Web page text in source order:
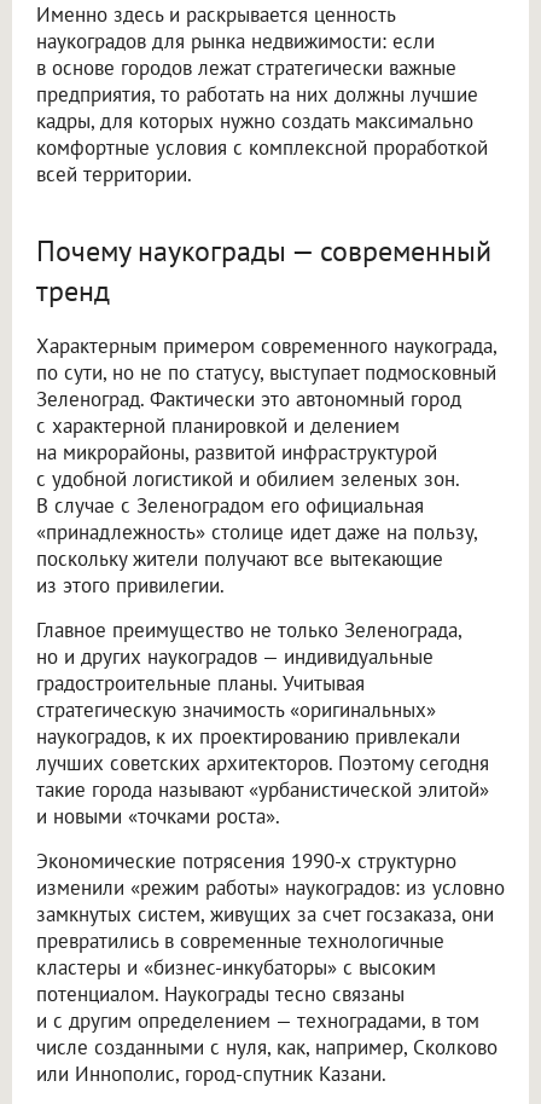
Именно здесь и раскрывается ценность
наукоградов для рынка недвижимости: если
в основе городов лежат стратегически важные
предприятия, то работать на них должны лучшие
кадры, для которых нужно создать максимально
комфортные условия с комплексной проработкой
всей территории.
Почему наукограды — современный
тренд
Характерным примером современного наукограда,
по сути, но не по статусу, выступает подмосковный
Зеленоград. Фактически это автономный город
с характерной планировкой и делением
на микрорайоны, развитой инфраструктурой
с удобной логистикой и обилием зеленых зон.
В случае с Зеленоградом его официальная
«принадлежность» столице идет даже на пользу,
поскольку жители получают все вытекающие
из этого привилегии.
Главное преимущество не только Зеленограда,
но и других наукоградов — индивидуальные
градостроительные планы. Учитывая
стратегическую значимость «оригинальных»
наукоградов, к их проектированию привлекали
лучших советских архитекторов. Поэтому сегодня
такие города называют «урбанистической элитой»
и новыми «точками роста».
Экономические потрясения 1990-х структурно
изменили «режим работы» наукоградов: из условно
замкнутых систем, живущих за счет госзаказа, они
превратились в современные технологичные
кластеры и «бизнес-инкубаторы» с высоким
потенциалом. Наукограды тесно связаны
и с другим определением — техноградами, в том
числе созданными с нуля, как, например, Сколково
или Иннополис, город-спутник Казани.